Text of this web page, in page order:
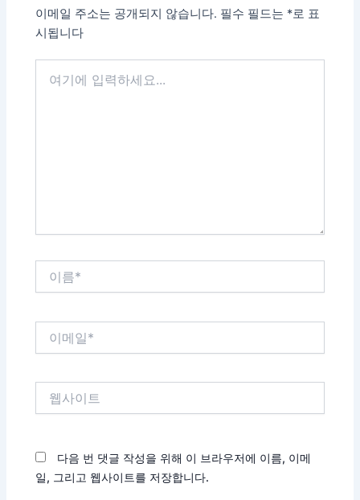
이메일 주소는 공개되지 않습니다. 필수 필드는 *로 표
시됩니다
다음 번 댓글 작성을 위해 이 브라우저에 이름, 이메
일, 그리고 웹사이트를 저장합니다.